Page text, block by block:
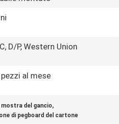
D/P, Western Union
pezzi al mese
mostra del gancio,
di pegboard del cartone